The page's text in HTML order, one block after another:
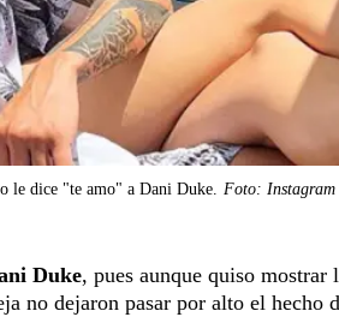
le dice "te amo" a Dani Duke. Foto:
Duke, pues aunque quiso mostrar
no dejaron pasar por alto el hecho